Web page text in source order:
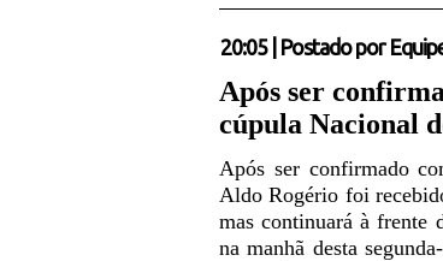
20:05| Postado por
Após ser
cúpula Nacional
Após ser confirmado
Aldo Rogério foi
mas continuará à frente
na manhã desta